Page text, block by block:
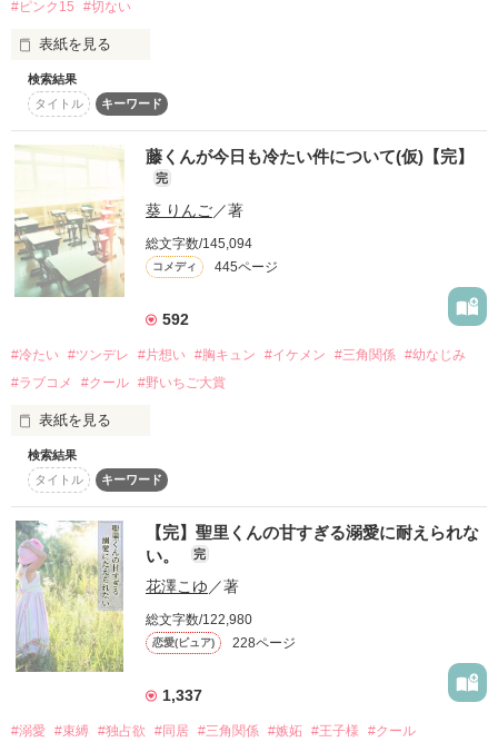
⚠︎完璧王子の裏側には要注意⚠︎
※この物語はフィクションです。実在の人物、団体とは一切関
暴力、未成年での喫煙、飲酒は法律で禁止されています。
＊2025.2.6.完＊
キケン・ダーク・不良 1位♚﻿
総合 2位♚﻿
ありがとうございます！
同居早々、危険度が高すぎて、
「ぜんぜん足んない。
明日からは上に乗っかって起こしてよ」
「その方がもっと深いキス出来る。
その先も全部したい」
考え尽くしてる」
──ときどき極上に甘い
「覚えておいて？
いつだって押し倒したいってこと」
どんな時も容赦はなくて、
「残念ながら優衣は、
彼氏とラブラブだよ」
「知ってる」
……嘘つき。
じゃあ何で、そんな切ない顔するの？
週２回、
あたしは彼に甘い甘いお菓子を作る。
願いを込めて。
「口移しとか言うくせに、
「っ……！」
あたしの恋は、
甘くてしょっぱい不思議味。
初恋＊シュガーソルト
友情と恋心。
どちらかを選ぶなんて想像できなくて、
それぞれの想いが交差していく。
♡┈┈┈┈┈┈┈┈┈┈┈┈┈┈┈┈┈┈┈┈┈┈┈┈┈┈♡
幸せそうに笑う親友は、
最初からわかっていた。
あなたには敵わないって。
それでも。
わたしは今日も、
あなたの隣に立ちたいと思ってしまう。
本当に、
あなたはずるいよ。
#ピンク15 #切ない
表紙を見る
私の弟は親から愛され、学校の先生からは信頼され、生徒には
人気者の完璧な男の子。
それにひきかえ私は親に愛されず空気扱いされ、生徒にバカに
されている。
それは私が地味で勉強も運動もできないから？
少しは私のことを見てよ…‥…………………。
私には仲間がいればいい。
そんな私の生活覗いていかない？
2013年8月1日～2014年5月20日
感想ノートにコメントしてくれると嬉しいです！
読者数5000人突破しました！
一言でも感想を頂けると嬉しいです。
可笑しな箇所があっても温かく見守ってください。
まさかのランキング別最高7位！？
そして総合では最高7位！？
検索結果
タイトル
キーワード
藤くんが今日も冷たい件について(仮)【完】
完
葵 りんご／著
総文字数/145,094
コメディ 445ページ
592
#冷たい #ツンデレ #片想い #胸キュン #イケメン #三角関係 #幼なじみ
#ラブコメ
#クール #野いちご大賞
表紙を見る
「藤く〜ん」
「……」
「ねぇ、藤く〜ん！」
検索結果
タイトル
キーワード
【完】聖里くんの甘すぎる溺愛に耐えられな
い。
完
花澤こゆ ／著
総文字数/122,980
恋愛(ピュア) 228ページ
1,337
#溺愛 #束縛 #独占欲 #同居 #三角関係 #嫉妬 #王子様 #クール